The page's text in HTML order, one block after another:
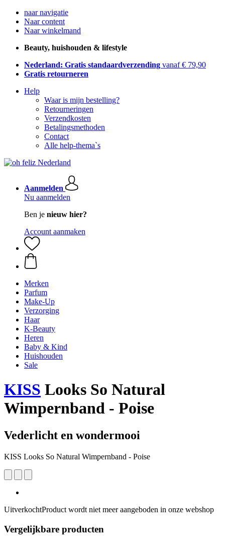
naar navigatie
Naar content
Naar winkelmand
Beauty, huishouden & lifestyle
Nederland: Gratis standaardverzending vanaf € 79,90
Gratis retourneren
Help
Waar is mijn bestelling?
Retourneringen
Verzendkosten
Betalingsmethoden
Contact
Alle help-thema`s
Aanmelden
Nu aanmelden
Ben je nieuw hier?
Account aanmaken
Merken
Parfum
Make-Up
Verzorging
Haar
K-Beauty
Heren
Baby & Kind
Huishouden
Sale
KISS Looks So Natural
Wimpernband - Poise
Vederlicht en wondermooi
KISS Looks So Natural Wimpernband - Poise
UitverkochtProduct wordt niet meer aangeboden in onze webshop
Vergelijkbare producten